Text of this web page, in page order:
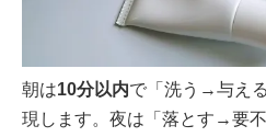
朝は10分以内で「洗う→与え
現します。夜は「落とす→要